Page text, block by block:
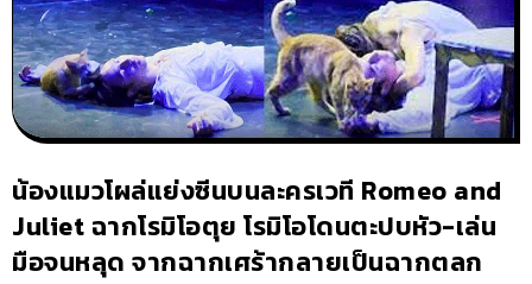
น้องแมวโผล่แย่งซีนบนละครเวที Romeo and
Juliet ฉากโรมิโอตุย โรมิโอโดนตะปบหัว-เล่น
มือจนหลุด จากฉากเศร้ากลายเป็นฉากตลก